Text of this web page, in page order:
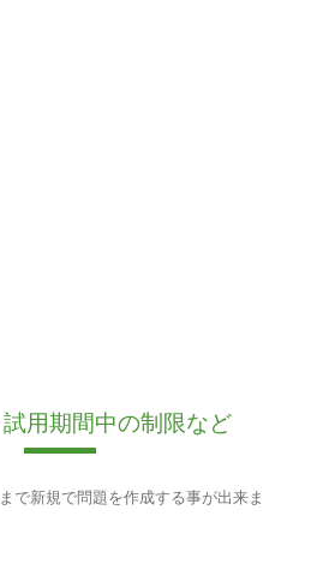
用期間中の制限など
で新規で問題を作成する事が出来ま